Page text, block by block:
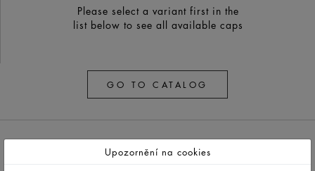
Please select a variant first in the
list below to see all available caps
GO TO CATALOG
Upozornění na cookies